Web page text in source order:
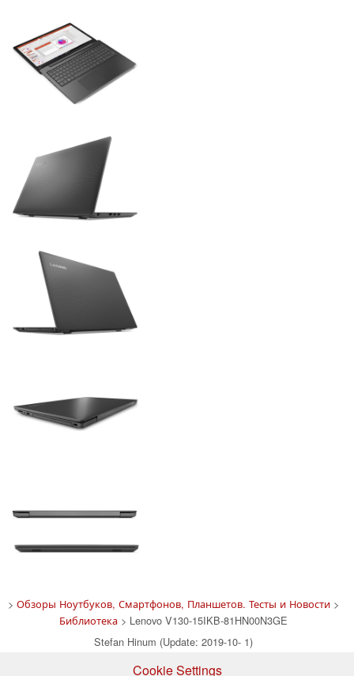
> Обзоры Ноутбуков, Смартфонов, Планшетов. Тесты и Новости>
Библиотека> Lenovo V130-15IKB-81HN00N3GE
Stefan Hinum (Update: 2019-10- 1)
Cookie Settings